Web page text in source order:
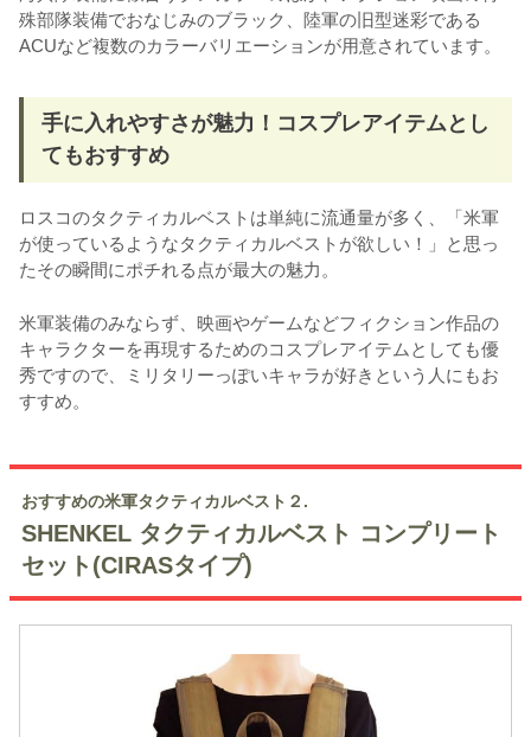
殊部隊装備でおなじみのブラック、陸軍の旧型迷彩である
ACUなど複数のカラーバリエーションが用意されています。
手に入れやすさが魅力！コスプレアイテムとし
てもおすすめ
ロスコのタクティカルベストは単純に流通量が多く、「米軍
が使っているようなタクティカルベストが欲しい！」と思っ
たその瞬間にポチれる点が最大の魅力。
米軍装備のみならず、映画やゲームなどフィクション作品の
キャラクターを再現するためのコスプレアイテムとしても優
秀ですので、ミリタリーっぽいキャラが好きという人にもお
すすめ。
おすすめの米軍タクティカルベスト２.
SHENKEL タクティカルベスト コンプリート
セット(CIRASタイプ)